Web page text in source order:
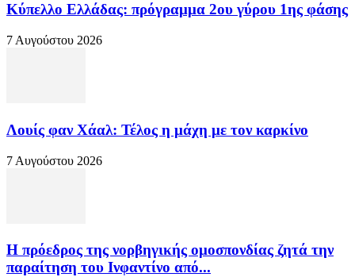
Κύπελλο Ελλάδας: πρόγραμμα 2ου γύρου 1ης φάσης
7 Αυγούστου 2026
Λουίς φαν Χάαλ: Τέλος η μάχη με τον καρκίνο
7 Αυγούστου 2026
Η πρόεδρος της νορβηγικής ομοσπονδίας ζητά την
παραίτηση του Ινφαντίνο από...